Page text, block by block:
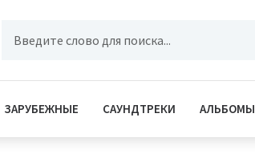
ЗАРУБЕЖНЫЕ САУНДТРЕКИ АЛЬБОМЫ